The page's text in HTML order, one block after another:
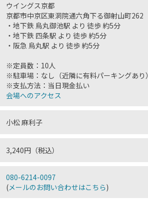
ウイングス京都
京都市中京区東洞院通六角下る御射山町262
・地下鉄 烏丸御池駅 より 徒歩 約5分
・地下鉄 四条駅 より 徒歩 約5分
・阪急 烏丸駅 より 徒歩 約5分
※定員数：10人
※駐車場：なし（近隣に有料パーキングあり）
※支払方法：当日現金払い
会場へのアクセス
小松 麻利子
3,240円（税込）
080-6214-0097
(メールのお問い合わせはこちら)